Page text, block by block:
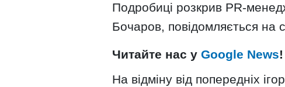
Подробиці розкрив PR-
Бочаров, повідомляється на
Читайте нас у Google News!
На відміну від попередніх